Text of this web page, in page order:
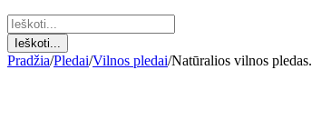
Pradžia/Pledai/Vilnos pledai/Natūralios vilnos